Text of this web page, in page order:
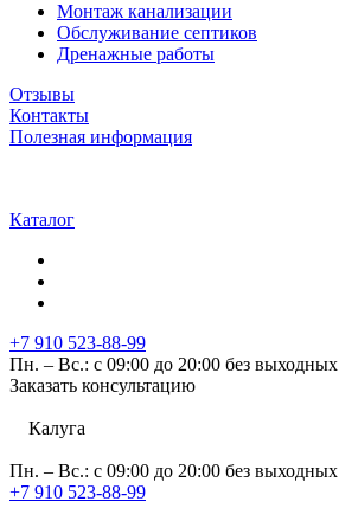
Монтаж канализации
Обслуживание септиков
Дренажные работы
Отзывы
Контакты
Полезная информация
Каталог
+7 910 523-88-99
Пн. – Вс.: с 09:00 до 20:00 без выходных
Заказать консультацию
Калуга
Пн. – Вс.: с 09:00 до 20:00 без выходных
+7 910 523-88-99